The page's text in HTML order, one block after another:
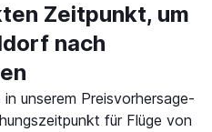
Zeitpunkt, um
nach
unserem Preisvorhersage-
für Flüge von